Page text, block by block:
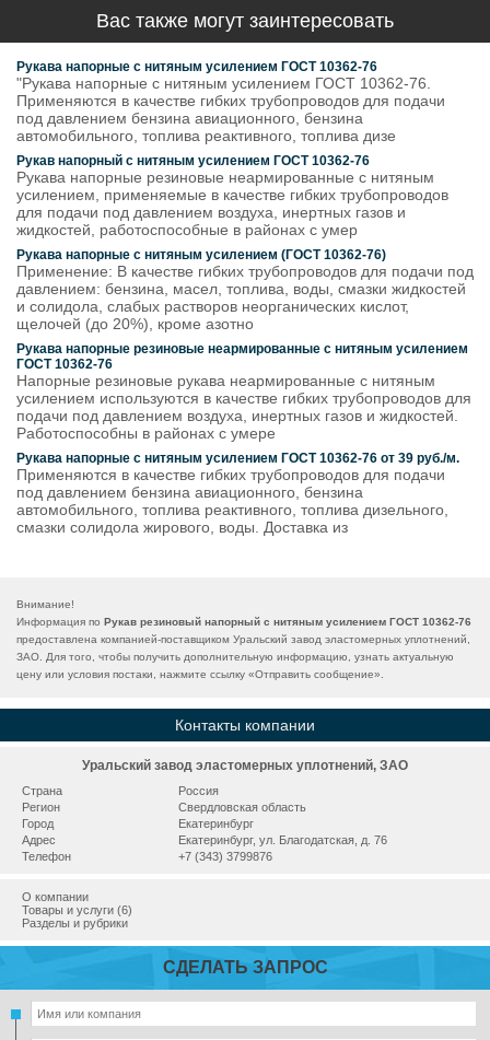
Вас также могут заинтересовать
Рукава напорные с нитяным усилением ГОСТ 10362-76
"Рукава напорные с нитяным усилением ГОСТ 10362-76.
Применяются в качестве гибких трубопроводов для подачи
под давлением бензина авиационного, бензина
автомобильного, топлива реактивного, топлива дизе
Рукав напорный с нитяным усилением ГОСТ 10362-76
Рукава напорные резиновые неармированные с нитяным
усилением, применяемые в качестве гибких трубопроводов
для подачи под давлением воздуха, инертных газов и
жидкостей, работоспособные в районах с умер
Рукава напорные с нитяным усилением (ГОСТ 10362-76)
Применение: В качестве гибких трубопроводов для подачи под
давлением: бензина, масел, топлива, воды, смазки жидкостей
и солидола, слабых растворов неорганических кислот,
щелочей (до 20%), кроме азотно
Рукава напорные резиновые неармированные с нитяным усилением
ГОСТ 10362-76
Напорные резиновые рукава неармированные с нитяным
усилением используются в качестве гибких трубопроводов для
подачи под давлением воздуха, инертных газов и жидкостей.
Работоспособны в районах с умере
Рукава напорные с нитяным усилением ГОСТ 10362-76 от 39 руб./м.
Применяются в качестве гибких трубопроводов для подачи
под давлением бензина авиационного, бензина
автомобильного, топлива реактивного, топлива дизельного,
смазки солидола жирового, воды. Доставка из
Внимание!
Информация по Рукав резиновый напорный с нитяным усилением ГОСТ 10362-76
предоставлена компанией-поставщиком Уральский завод эластомерных уплотнений,
ЗАО. Для того, чтобы получить дополнительную информацию, узнать актуальную
цену или условия постаки, нажмите ссылку «Отправить сообщение».
Контакты компании
Уральский завод эластомерных уплотнений, ЗАО
Страна
Россия
Регион
Свердловская область
Город
Екатеринбург
Адрес
Екатеринбург, ул. Благодатская, д. 76
Телефон
+7 (343) 3799876
О компании
Товары и услуги (6)
Разделы и рубрики
СДЕЛАТЬ ЗАПРОС